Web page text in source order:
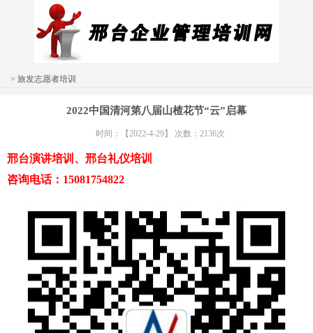
> 旅发志愿者培训
2022中国清河第八届山楂花节“云”启幕
时间：【2022-4-29】 次数：2136次
邢台演讲培训、邢台礼仪培训
咨询电话：15081754822